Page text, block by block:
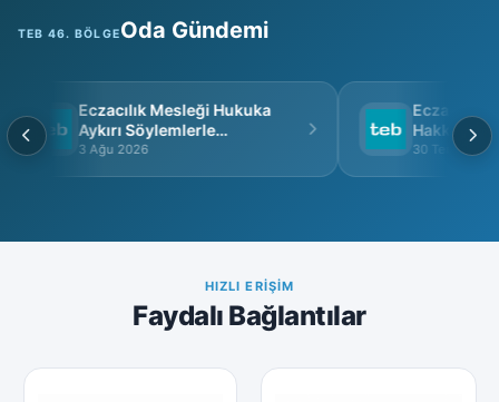
TEB 46. BÖLGEOda Gündemi
Eczacılık Mesleği Hukuka
Aykırı Söylemlerle
İtibarsızlaştırılamaz
3 Ağu 2026
Eczacı
Hakkında
30 Tem 2026
HIZLI ERIŞIM
Faydalı Bağlantılar